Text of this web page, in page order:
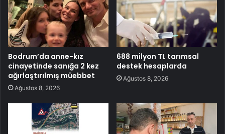
Bodrum’da anne-kız
cinayetinde sanığa 2 kez
ağırlaştırılmış müebbet
Ağustos 8, 2026
688 milyon TL tarımsal
destek hesaplarda
Ağustos 8, 2026